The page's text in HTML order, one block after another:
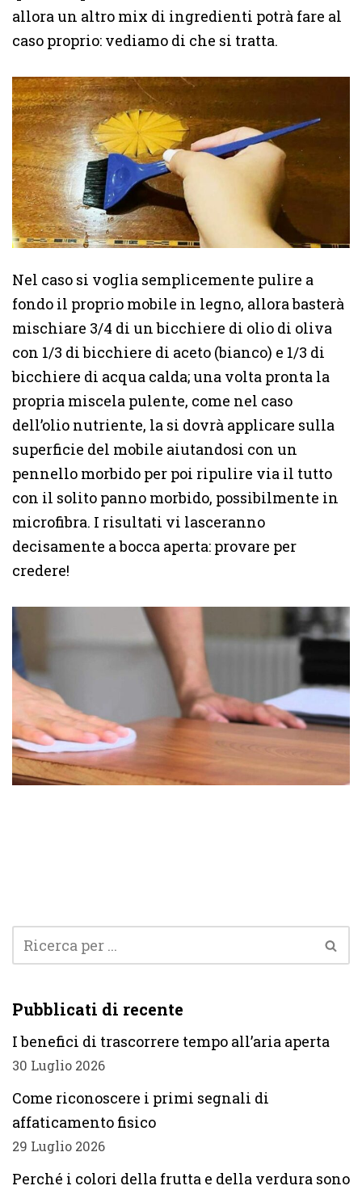
allora un altro mix di ingredienti potrà fare al
caso proprio: vediamo di che si tratta.
Nel caso si voglia semplicemente pulire a
fondo il proprio mobile in legno, allora basterà
mischiare 3/4 di un bicchiere di olio di oliva
con 1/3 di bicchiere di aceto (bianco) e 1/3 di
bicchiere di acqua calda; una volta pronta la
propria miscela pulente, come nel caso
dell’olio nutriente, la si dovrà applicare sulla
superficie del mobile aiutandosi con un
pennello morbido per poi ripulire via il tutto
con il solito panno morbido, possibilmente in
microfibra. I risultati vi lasceranno
decisamente a bocca aperta: provare per
credere!
Pubblicati di recente
I benefici di trascorrere tempo all’aria aperta
30 Luglio 2026
Come riconoscere i primi segnali di
affaticamento fisico
29 Luglio 2026
Perché i colori della frutta e della verdura sono